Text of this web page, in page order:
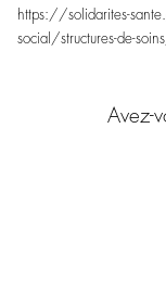
https://solidarites-
social/structures-de-
Avez-